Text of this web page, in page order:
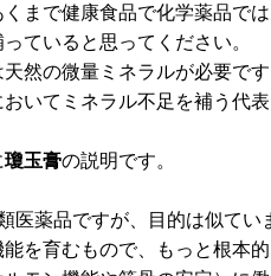
まで健康食品で化学薬品で
ていると思ってください。
天然の微量ミネラルが必要で
いてミネラル不足を補う代
瓊玉膏の説明です。
医薬品ですが、目的は似てい
を育むもので、もっと根本